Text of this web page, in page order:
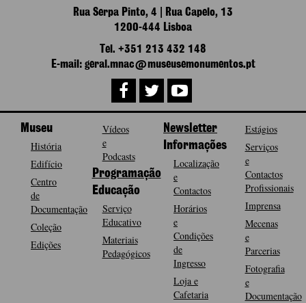
Rua Serpa Pinto, 4 | Rua Capelo, 13
1200-444 Lisboa
Tel. +351 213 432 148
E-mail: geral.mnac@museusemonumentos.pt
Museu
História
Edifício
Centro
de
Documentação
Coleção
Edições
Vídeos
e
Podcasts
Programação
Educação
Serviço
Educativo
Materiais
Pedagógicos
Newsletter
Informações
Localização
e
Contactos
Horários
e
Condições
de
Ingresso
Loja e
Cafetaria
Estágios
Serviços
e
Contactos
Profissionais
Imprensa
Mecenas
e
Parcerias
Fotografia
e
Documentação